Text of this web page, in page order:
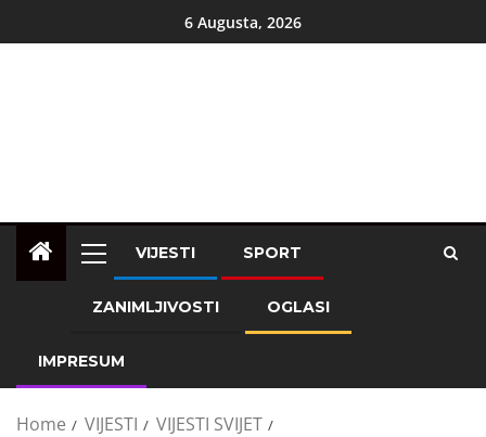
6 Augusta, 2026
VIJESTI SPORT
ZANIMLJIVOSTI OGLASI
IMPRESUM
Home VIJESTI
VIJESTI SVIJET